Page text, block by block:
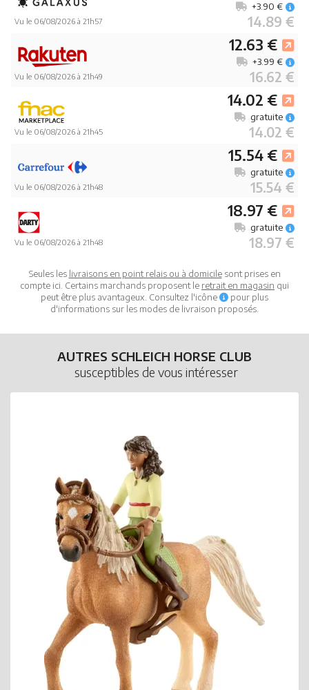
Vu le 06/08/2026 à 21h57 14.89 €
+3.90 €
Vu le 06/08/2026 à 21h49
12.63 €
16.62 €
+3.99 €
Vu le 06/08/2026 à 21h45
14.02 €
14.02 €
gratuite
Vu le 06/08/2026 à 21h48
15.54 €
15.54 €
gratuite
Vu le 06/08/2026 à 21h48
18.97 €
18.97 €
gratuite
Seules les livraisons en point relais ou à domicilesont prises en
compte ici. Certains marchands proposent le retrait en magasin qui
peut être plus avantageux. Consultez l'icône
pour plus
d'informations sur les modes de livraison proposés.
AUTRES SCHLEICH HORSE CLUB
susceptibles de vous intéresser